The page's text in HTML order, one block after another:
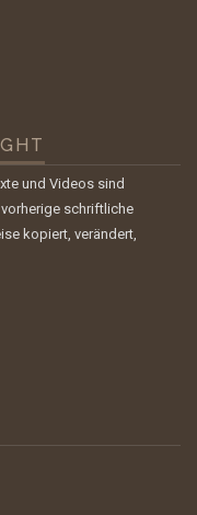
und Videos sind
schriftliche
kopiert, verändert,